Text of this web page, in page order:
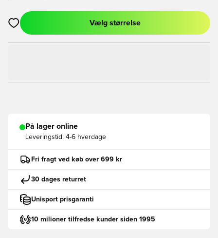
Åbner en Modal til at logge ind eller tilmelde dig som medlem
Vælg størrelse
På lager online
Leveringstid: 4-6 hverdage
Fri fragt ved køb over 699 kr
30 dages returret
Unisport prisgaranti
10 milioner tilfredse kunder siden 1995